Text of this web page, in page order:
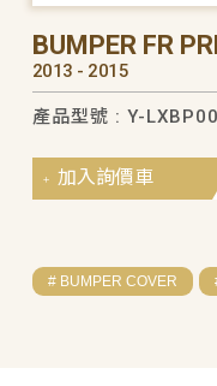
BUMPER FR
2013 - 2015
產品型號 : Y-
加入詢價車
# BUMPER COVER